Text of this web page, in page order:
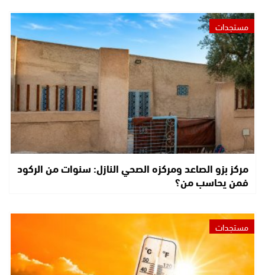
مستجدات
مركز بزو الصاعد ومركزه الصحي النازل: سنوات من الركود
فمن يحاسب من؟
مستجدات